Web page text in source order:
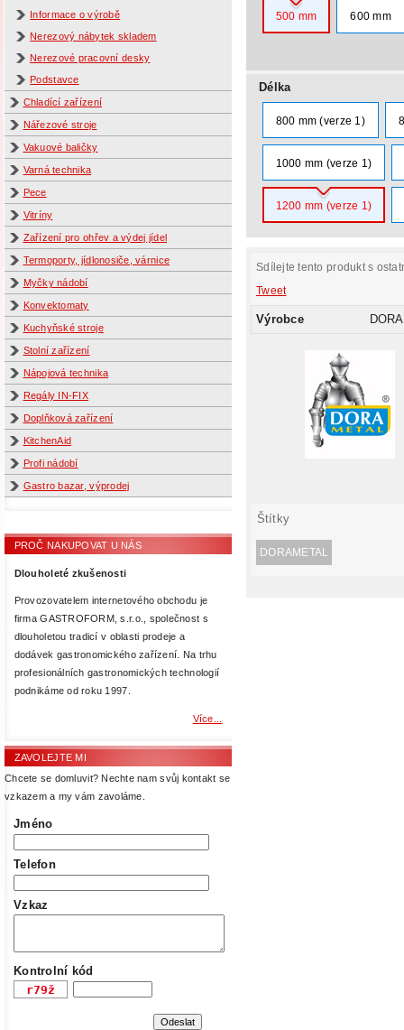
Informace o výrobě
Nerezový nábytek skladem
Nerezové pracovní desky
Podstavce
Chladící zařízení
Nářezové stroje
Vakuové baličky
Varná technika
Pece
Vitríny
Zařízení pro ohřev a výdej jídel
Termoporty, jídlonosiče, várnice
Myčky nádobí
Konvektomaty
Kuchyňské stroje
Stolní zařízení
Nápojová technika
Regály IN-FIX
Doplňková zařízení
KitchenAid
Profi nádobí
Gastro bazar, výprodej
PROČ NAKUPOVAT U NÁS
Dlouholeté zkušenosti
Provozovatelem internetového obchodu je
firma GASTROFORM, s.r.o., společnost s
dlouholetou tradicí v oblasti prodeje a
dodávek gastronomického zařízení. Na trhu
profesionálních gastronomických technologií
podnikáme od roku 1997.
Více...
ZAVOLEJTE MI
Chcete se domluvit? Nechte nam svůj kontakt se
vzkazem a my vám zavoláme.
Jméno
Telefon
Vzkaz
Kontrolní kód
500 mm 600 mm
Délka
800 mm (verze 1)
1000 mm (verze 1)
1200 mm (verze 1)
Sdílejte tento produkt s
Tweet
Výrobce
Štítky
DORAMETAL